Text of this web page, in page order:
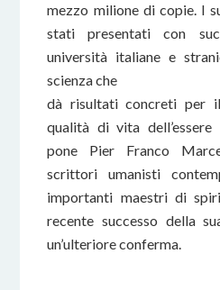
mezzo milione di copie. I
stati presentati con
università italiane e
scienza che
dà risultati concreti per
qualità di vita
pone Pier Franco
scrittori umanisti
importanti maestri di
recente successo della
un’ulteriore conferma.